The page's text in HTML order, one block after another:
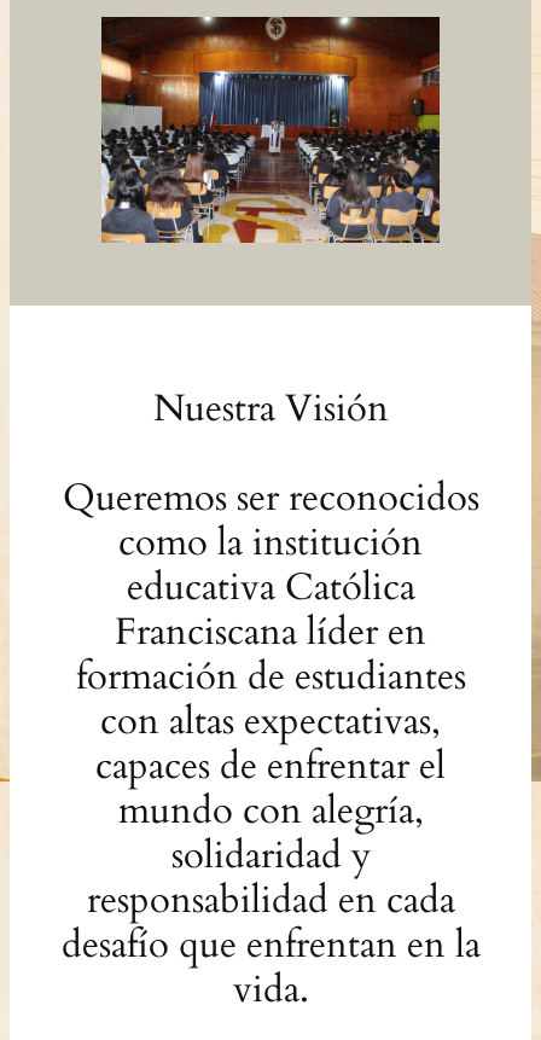
Nuestra Visión
Queremos ser reconocidos
como la institución
educativa Católica
Franciscana líder en
formación de estudiantes
con altas expectativas,
capaces de enfrentar el
mundo con alegría,
solidaridad y
responsabilidad en cada
desafío que enfrentan en la
vida.